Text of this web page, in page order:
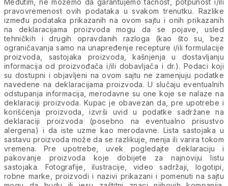
pravovremenost ovih podataka u svakom trenutku. Razlike
između podataka prikazanih na ovom sajtu i onih prikazanih
na deklaracijama proizvoda mogu da se pojave, usled
tehničkih i drugih opravdanih razloga (kao što su, bez
ograničavanja samo na unapređenje recepture i/ili formulacije
proizvoda, sastojaka proizvoda, kašnjenja u dostavljanju
informacija od proizvođača i/ili dobavljača i dr.). Podaci koji
su dostupni i objavljeni na ovom sajtu ne zamenjuju podatke
navedene na deklaracijama proizvoda. U slučaju eventualnih
odstupanja informacija, merodavne su one koje se nalaze na
deklaraciji proizvoda. Kupac je obavezan da, pre upotrebe i
korišćenja proizvoda, izvrši uvid u podatke sadržane na
deklaraciji proizvoda (posebno na eventualno prisustvo
alergena) i da iste uzme kao merodavne. Lista sastojaka u
sastavu proizvoda može da se razlikuje, menja ili varira tokom
vremena. Pre upotrebe, uvek pogledajte deklaraciju i
pakovanje proizvoda koje dobijete za najnoviju listu
sastojaka. Fotografije, ilustracije, video sadržaji, logotipi,
robne marke, proizvodi i nazivi prikazani i pomenuti na sajtu